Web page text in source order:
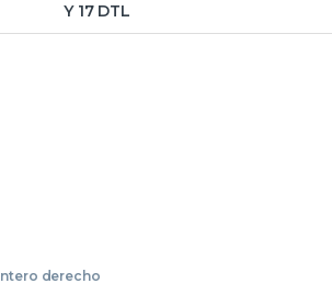
Y 17 DTL
derecho